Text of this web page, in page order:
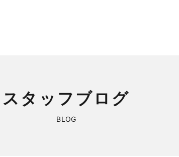
BLOG
スタッフブログ